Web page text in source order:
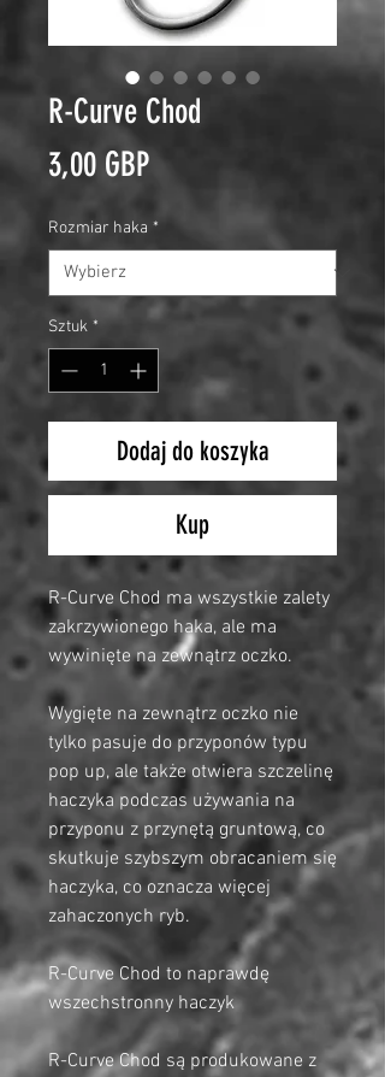
R-Curve Chod
3,00 GBPCena
Rozmiar haka *
Sztuk *
Dodaj do koszyka
Kup
R-Curve Chod ma wszystkie zalety
zakrzywionego haka, ale ma
wywinięte na zewnątrz oczko.
Wygięte na zewnątrz oczko nie
tylko pasuje do przyponów typu
pop up, ale także otwiera szczelinę
haczyka podczas używania na
przyponu z przynętą gruntową, co
skutkuje szybszym obracaniem się
haczyka, co oznacza więcej
zahaczonych ryb.
R-Curve Chod to naprawdę
wszechstronny haczyk
R-Curve Chod są produkowane z